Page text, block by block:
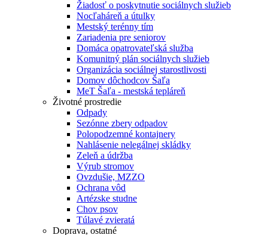
Žiadosť o poskytnutie sociálnych služieb
Nocľaháreň a útulky
Mestský terénny tím
Zariadenia pre seniorov
Domáca opatrovateľská služba
Komunitný plán sociálnych služieb
Organizácia sociálnej starostlivosti
Domov dôchodcov Šaľa
MeT Šaľa - mestská tepláreň
Životné prostredie
Odpady
Sezónne zbery odpadov
Polopodzemné kontajnery
Nahlásenie nelegálnej skládky
Zeleň a údržba
Výrub stromov
Ovzdušie, MZZO
Ochrana vôd
Artézske studne
Chov psov
Túlavé zvieratá
Doprava, ostatné